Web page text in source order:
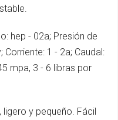
hep - 02a; Presión de
Corriente: 1 - 2a; Caudal:
mpa, 3 - 6 libras por
y pequeño. Fácil